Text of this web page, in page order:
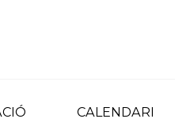
CALENDARI